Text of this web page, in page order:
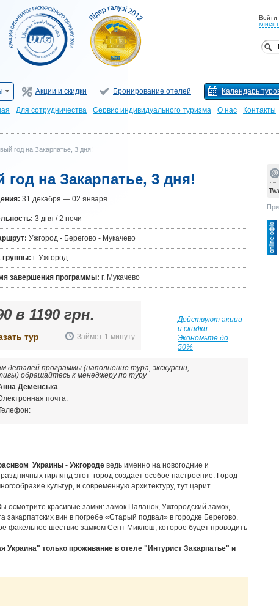
Войти
клиент
Акции и скидки Бронирование отелей Календарь
Для сотрудничества Сервис индивидуального туризма О нас
Контакты
год на Закарпатье, 3 дня!
на Закарпатье, 3 дня!
31 декабря — 02 января
3 дня / 2 ночи
Ужгород - Берегово - Мукачево
группы: г. Ужгород
завершения программы: г. Мукачево
в 1190 грн.
тур Займет 1 минуту
Действуют акции
и скидки
Экономьте до
50%
деталей программы (наполнение тура, экскурсии,
обращайтесь к менеджеру по туру
Деменська
почта:
Украины - Ужгороде ведь именно на новогодние и
гирлянд этот город создает особое настроение. Город
культур, и современную архитектуру, тут царит
осмотрите красивые замки: замок Паланок, Ужгородский замок,
вин в погребе «Cтарый подвал» в городке Берегово.
факельное шествие замком Сент Миклош, которое будет проводить
только проживание в отеле "Интурист Закарпатье" и